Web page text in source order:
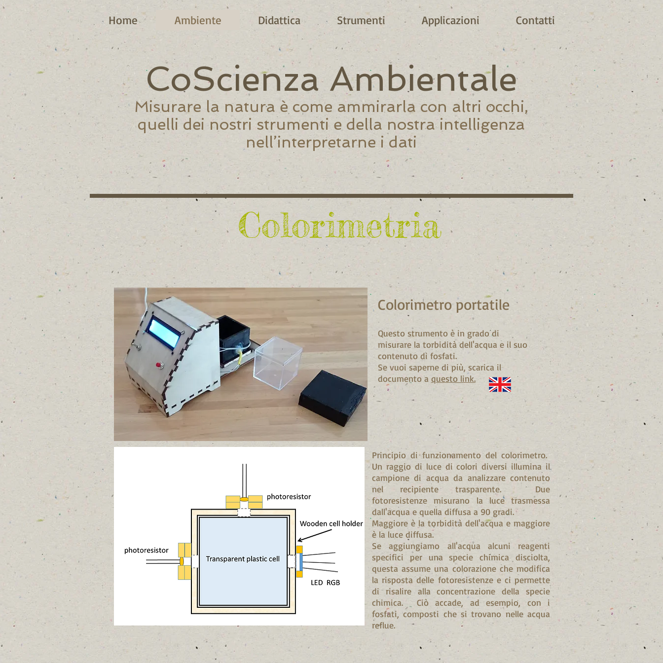
Home Ambiente Didattica Strumenti Applicazioni Contatti
CoScienza Ambientale
Misurare la natura è come ammirarla con altri occhi,
quelli dei nostri strumenti e della nostra intelligenza
nell’interpretarne i dati
Colorimetria
Colorimetro portatile
Questo strumento è in grado di
misurare la torbidità dell'acqua e il suo
contenuto di fosfati.
Se vuoi saperne di più, scarica il
documento a questo link.
Principio di funzionamento del colorimetro.
Un raggio di luce di colori diversi illumina il
campione di acqua da analizzare contenuto
nel recipiente trasparente. Due
fotoresistenze misurano la luce trasmessa
dall'acqua e quella diffusa a 90 gradi.
Maggiore è la torbidità dell'acqua e maggiore
è la luce diffusa.
Se aggiungiamo all'acqua alcuni reagenti
specifici per una specie chimica disciolta,
questa assume una colorazione che modifica
la risposta delle fotoresistenze e ci permette
di risalire alla concentrazione della specie
chimica. Ciò accade, ad esempio, con i
fosfati, composti che si trovano nelle acqua
reflue.